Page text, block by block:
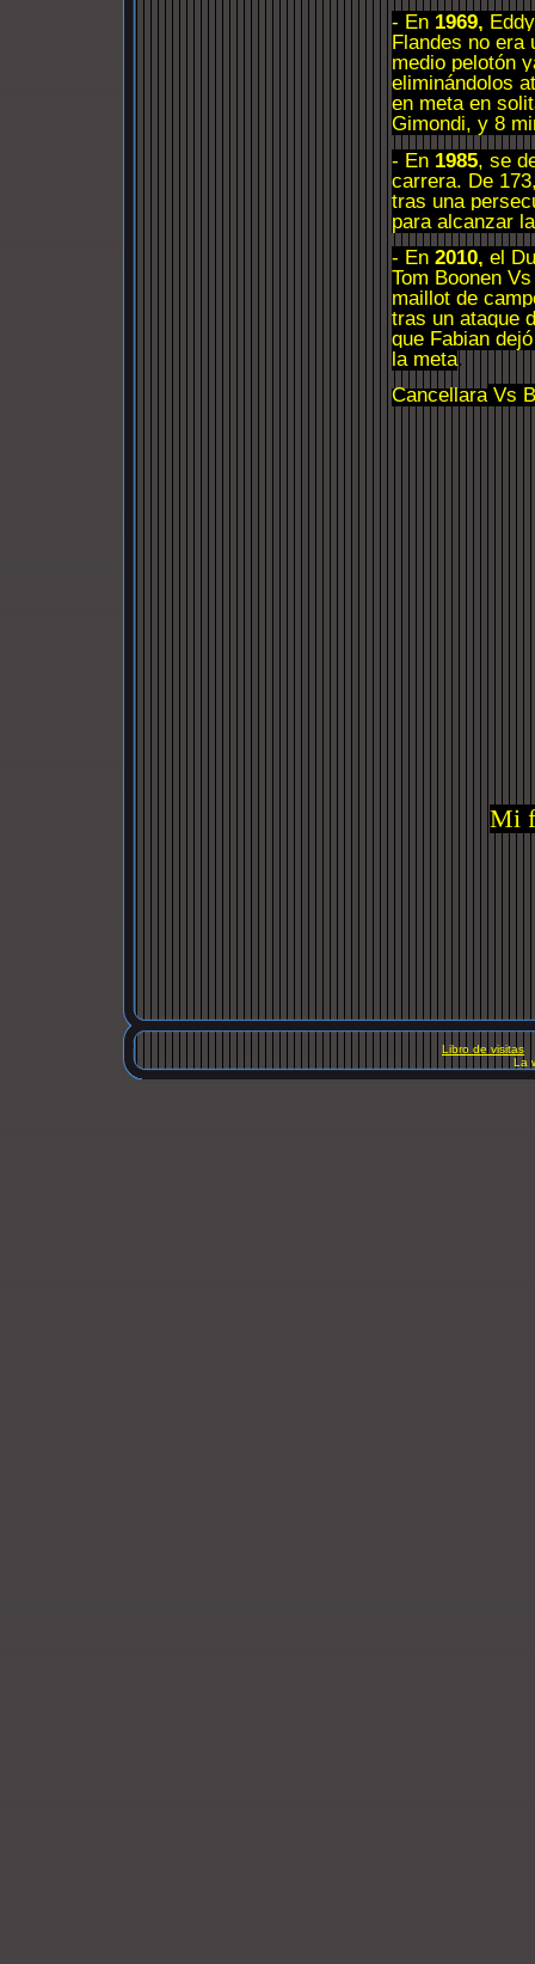
- En 1969, Eddy
Flandes no era
medio pelotón
eliminándolos
en meta en
Gimondi, y 8
- En 1985, se
carrera. De
tras una
para alcanzar
- En 2010, el
Tom Boonen Vs
maillot de
tras un ataque
que Fabian
la meta.
Cancellara Vs
Mi
Libro de visitas
La